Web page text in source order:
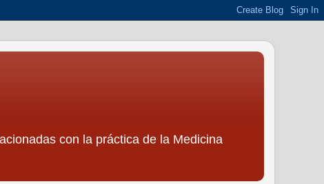
con la práctica de la Medicina